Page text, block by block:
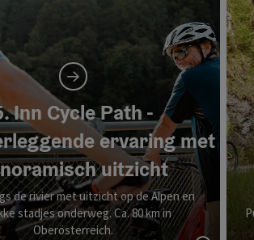
Inn Cycle Path -
ervaring met
uitzicht
de rivier met uitzicht op de Alpen en
stadjes onderweg. Ca. 80 km in
Oberösterreich.